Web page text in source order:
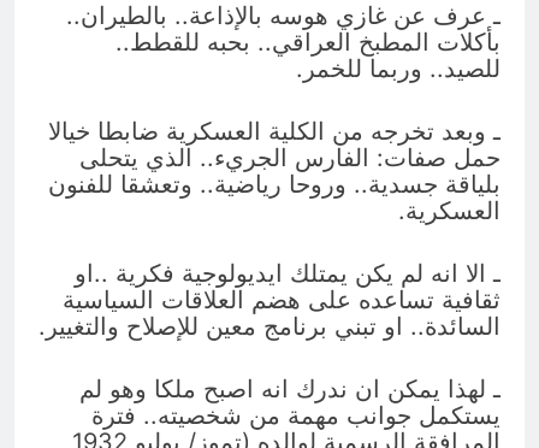
ـ عرف عن غازي هوسه بالإذاعة.. بالطيران..
بأكلات المطبخ العراقي.. بحبه للقطط..
للصيد.. وربما للخمر.
ـ وبعد تخرجه من الكلية العسكرية ضابطا خيالا
حمل صفات: الفارس الجريء.. الذي يتحلى
بلياقة جسدية.. وروحا رياضية.. وتعشقا للفنون
العسكرية.
ـ الا انه لم يكن يمتلك ايديولوجية فكرية ..او
ثقافية تساعده على هضم العلاقات السياسية
السائدة.. او تبني برنامج معين للإصلاح والتغيير.
ـ لهذا يمكن ان ندرك انه اصبح ملكا وهو لم
يستكمل جوانب مهمة من شخصيته.. فترة